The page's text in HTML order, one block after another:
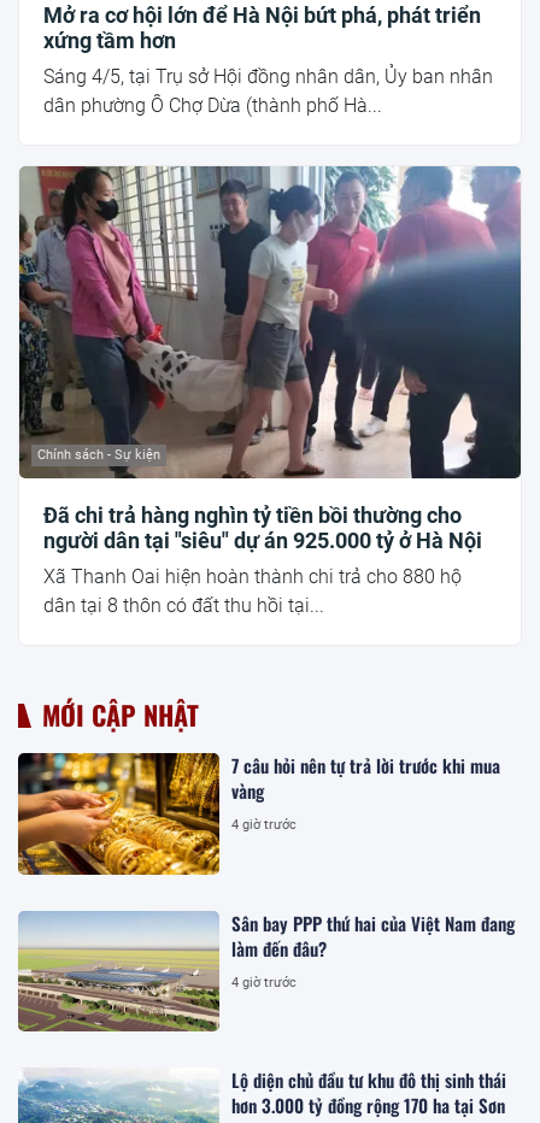
Mở ra cơ hội lớn để Hà Nội bứt phá, phát triển
xứng tầm hơn
Sáng 4/5, tại Trụ sở Hội đồng nhân dân, Ủy ban nhân
dân phường Ô Chợ Dừa (thành phố Hà...
Chính sách - Sự kiện
Đã chi trả hàng nghìn tỷ tiền bồi thường cho
người dân tại "siêu" dự án 925.000 tỷ ở Hà Nội
Xã Thanh Oai hiện hoàn thành chi trả cho 880 hộ
dân tại 8 thôn có đất thu hồi tại...
MỚI CẬP NHẬT
7 câu hỏi nên tự trả lời trước khi mua
vàng
4 giờ trước
Sân bay PPP thứ hai của Việt Nam đang
làm đến đâu?
4 giờ trước
Lộ diện chủ đầu tư khu đô thị sinh thái
hơn 3.000 tỷ đồng rộng 170 ha tại Sơn